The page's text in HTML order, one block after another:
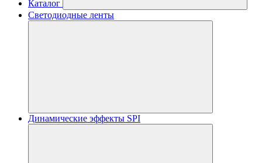
Каталог
Светодиодные ленты
Динамические эффекты SPI